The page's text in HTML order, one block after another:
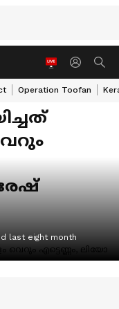
Operation Toofan
last eight month